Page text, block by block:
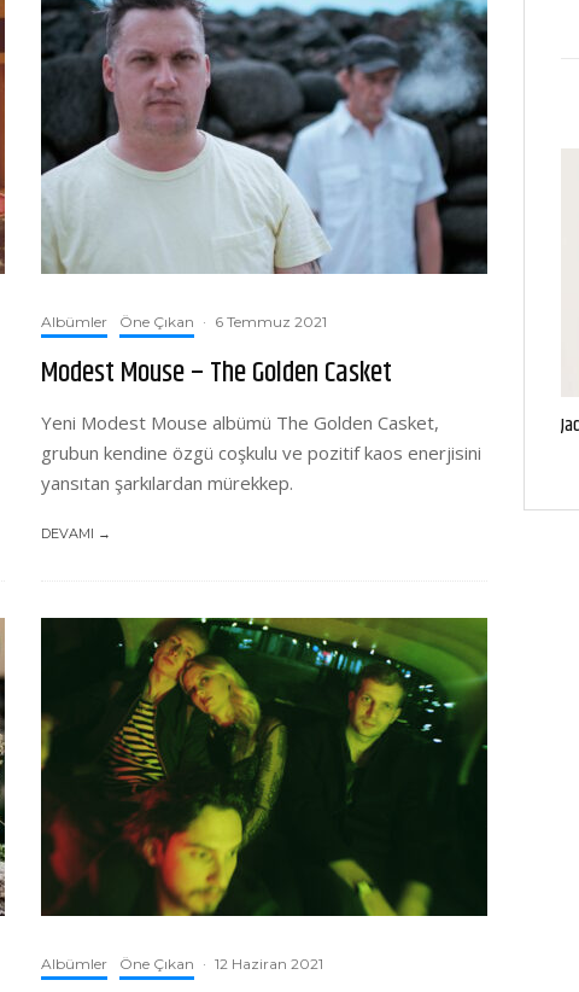
Albümler Öne Çıkan · 6 Temmuz 2021
Modest Mouse – The Golden Casket
Yeni Modest Mouse albümü The Golden Casket,
grubun kendine özgü coşkulu ve pozitif kaos enerjisini
yansıtan şarkılardan mürekkep.
DEVAMI →
Albümler Öne Çıkan · 12 Haziran 2021